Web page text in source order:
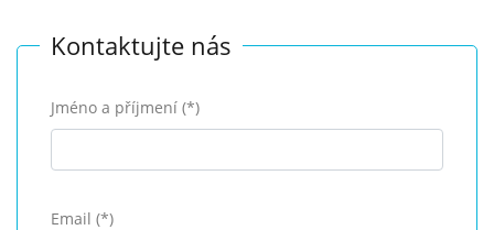
Kontaktujte nás
Jméno a příjmení (*)
Email (*)